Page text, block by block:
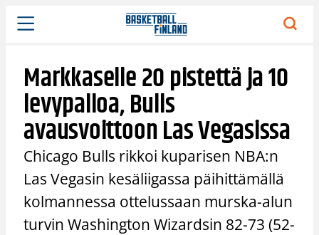
Siirry
sisältöön
Markkaselle 20 pistettä ja 10
levypalloa, Bulls
avausvoittoon Las Vegasissa
Chicago Bulls rikkoi kuparisen NBA:n
Las Vegasin kesäliigassa päihittämällä
kolmannessa ottelussaan murska-alun
turvin Washington Wizardsin 82-73 (52-